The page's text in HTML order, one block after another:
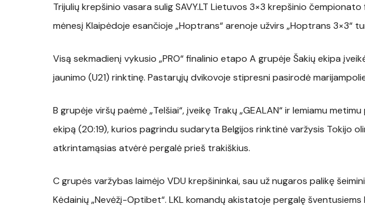
Trijulių krepšinio vasara sulig SAVY.LT Lietuvos 3×3 krepšinio
mėnesį Klaipėdoje esančioje „Hoptrans“ arenoje užvirs „Hoptrans 3×3“
Visą sekmadienį vykusio „PRO“ finalinio etapo A grupėje Šakių ekipa
jaunimo (U21) rinktinę. Pastarųjų dvikovoje stipresni pasirodė
B grupėje viršų paėmė „Telšiai“, įveikę Trakų „GEALAN“ ir lemiamu
ekipą (20:19), kurios pagrindu sudaryta Belgijos rinktinė varžysis Tokijo
atkrintamąsias atvėrė pergalė prieš trakiškius.
C grupės varžybas laimėjo VDU krepšininkai, sau už nugaros palikę
Kėdainių „Nevėžį-Optibet“. LKL komandų akistatoje pergalę